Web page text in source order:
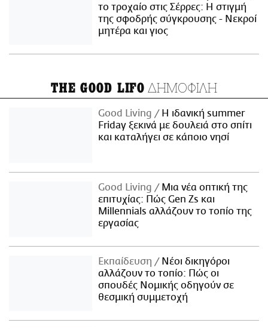
το τροχαίο στις Σέρρες: Η στιγμή
της σφοδρής σύγκρουσης - Νεκροί
μητέρα και γιος
THE GOOD LIFO ΔΗΜΟΦΙΛΗ
Good Living
Η ιδανική summer
Friday ξεκινά με δουλειά στο σπίτι
και καταλήγει σε κάποιο νησί
Good Living
Μια νέα οπτική της
επιτυχίας: Πώς Gen Zs και
Millennials αλλάζουν το τοπίο της
εργασίας
Εκπαίδευση
Νέοι δικηγόροι
αλλάζουν το τοπίο: Πώς οι
σπουδές Νομικής οδηγούν σε
θεσμική συμμετοχή